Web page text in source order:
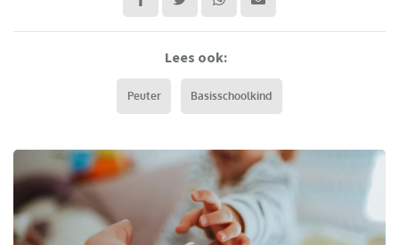
Lees ook:
Peuter Basisschoolkind